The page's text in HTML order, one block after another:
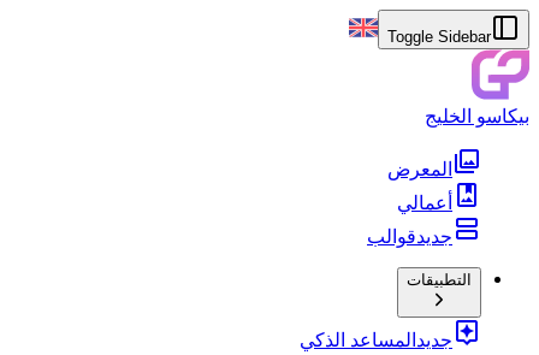
Toggle Sidebar
بيكاسو الخليج
المعرض
أعمالي
جديدقوالب
التطبيقات
جديد المساعد الذكي